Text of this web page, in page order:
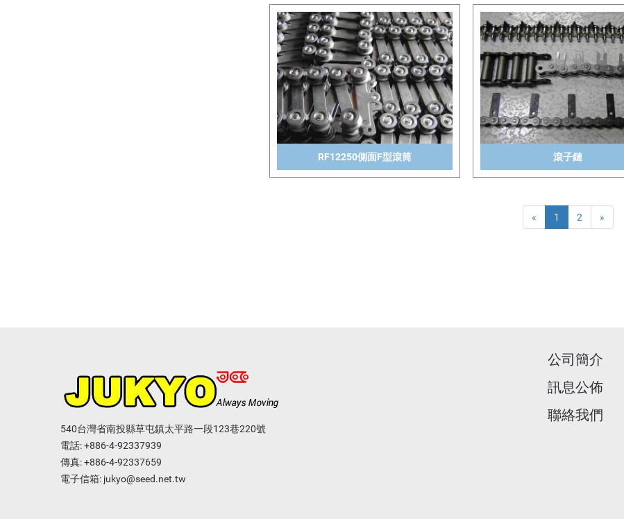
RF12250側面F型滾筒 滾子鏈
« 1 2 »
540台灣省南投縣草屯鎮太平路一段123巷220號
電話:+886-4-92337939
傳真: +886-4-92337659
電子信箱: jukyo@seed.net.tw
公司簡介
訊息公佈
聯絡我們